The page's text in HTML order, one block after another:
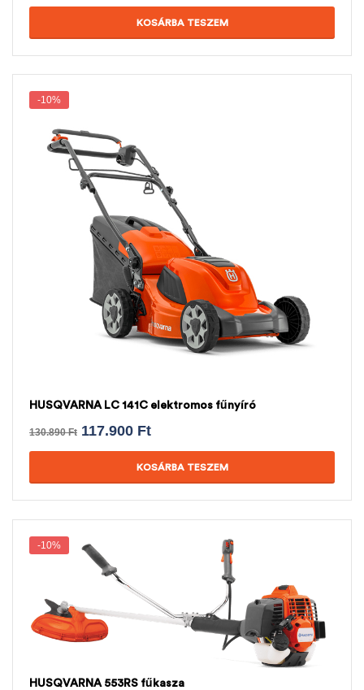
KOSÁRBA TESZEM
-10%
HUSQVARNA LC 141C elektromos fűnyíró
130.890Ft 117.900 Ft
KOSÁRBA TESZEM
-10%
HUSQVARNA 553RS fűkasza